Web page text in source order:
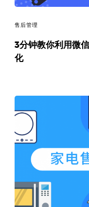
售后管理
3分钟教你利用微
化